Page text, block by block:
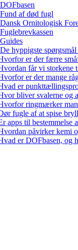
DOFbasen
Fund af død fugl
Dansk Ornitologisk
Fuglebrevkassen
Guides
De hyppigste
er der færre
får vi storkene
er der mange
er
bliver svalerne og
ringmærker
fugle af at spise
apps til bestemmelse
påvirker kemi
er DOFbasen, og